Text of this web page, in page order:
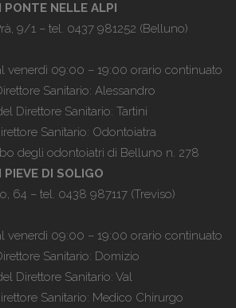
PONTE NELLE ALPI
9/1 – tel. 0437 981252 (Belluno)
venerdì 09:00 – 19:00 orario continuato
Sanitario: Alessandro
Direttore Sanitario: Tartini
Sanitario: Odontoiatra
degli odontoiatri di Belluno n. 278
PIEVE DI SOLIGO
64 – tel. 0438 987117 (Treviso)
venerdì 09:00 – 19:00 orario continuato
Sanitario: Domizio
Direttore Sanitario: Val
Sanitario: Medico Chirurgo